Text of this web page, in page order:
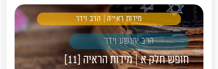
מידות ראי"ה | הרב וידר
הרב יהושע וידר
חופש חלק א | מידות הראיה [11]